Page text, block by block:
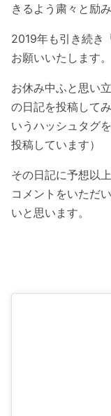
きるよう粛々と励
2019年も引き続き
お願いいたします。
お休み中ふと思い
の日記を投稿して
いうハッシュタグ
投稿しています）
その日記に予想以
コメントをいただ
いと思います。